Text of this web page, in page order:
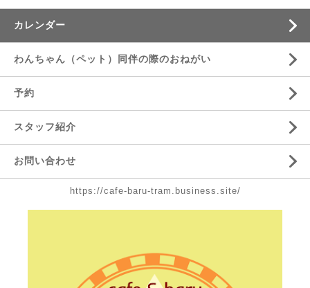
カレンダー
わんちゃん（ペット）同伴の際のおねがい
予約
スタッフ紹介
お問い合わせ
https://cafe-baru-tram.business.site/